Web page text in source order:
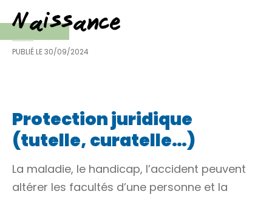
Naissance
PUBLIÉ LE30/09/2024
Protection juridique
(tutelle, curatelle…)
La maladie, le handicap, l’accident peuvent
altérer les facultés d’une personne et la